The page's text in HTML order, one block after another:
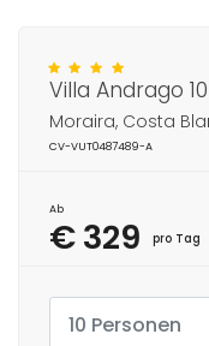
Villa Andrago 10
Moraira, Costa
CV-VUT0487489-A
Ab
€ 329 pro Tag
10 Personen